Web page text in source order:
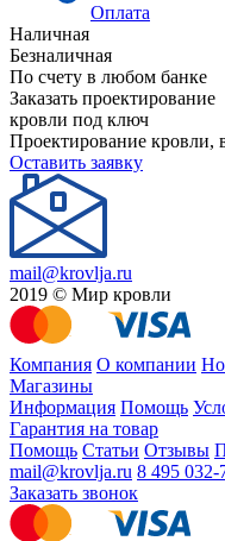
Оплата
Наличная
Безналичная
По счету в любом банке
Заказать проектирование
кровли под ключ
Проектирование кровли,
Оставить заявку
mail@krovlja.ru
2019 © Мир кровли
Компания О компании
Магазины
Информация Помощь
Гарантия на товар
Помощь Статьи Отзывы
mail@krovlja.ru 8 495 032-
Заказать звонок